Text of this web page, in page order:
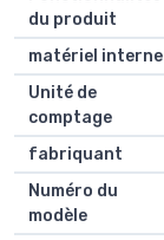
du produit
matériel interne
Unité de
comptage
fabriquant
Numéro du
modèle